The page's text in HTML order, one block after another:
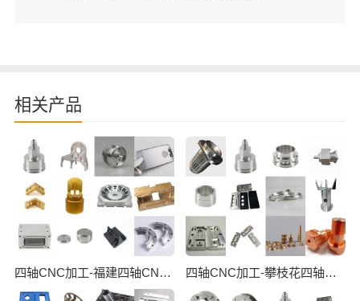
相关产品
四轴CNC加工-福建四轴CNC数控加工 四轴CNC加工-攀枝花四轴CNC数控加工